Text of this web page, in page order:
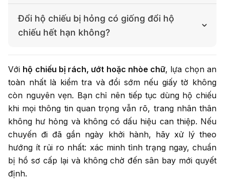
Trường hợp này nên hỏi cơ quan có thẩm quyền hoặc
đổi hộ chiếu.
Không nên tự dán, ép hoặc sửa chữa hộ chiếu. Việc
can thiệp vào giấy tờ có thể làm hộ chiếu bị nghi ngờ
không còn nguyên vẹn, thậm chí khiến tình trạng
Đổi hộ chiếu bị hỏng có giống đổi hộ
chiếu hết hạn không?
do cấp lại và cách đánh giá hồ sơ có thể khác. Nếu
bạn muốn xem thêm nhóm trường hợp hộ chiếu cũ
không còn phù hợp, có thể đọc bàiđổi hộ chiếu hết
hạn
để so sánh cách chuẩn bị.
Với hộ chiếu bị rách, ướt hoặc nhòe chữ, lựa chọn an
toàn nhất là kiểm tra và đổi sớm nếu giấy tờ không
còn nguyên vẹn. Bạn chỉ nên tiếp tục dùng hộ chiếu
khi mọi thông tin quan trọng vẫn rõ, trang nhân thân
không hư hỏng và không có dấu hiệu can thiệp. Nếu
chuyến đi đã gần ngày khởi hành, hãy xử lý theo
hướng ít rủi ro nhất: xác minh tình trạng ngay, chuẩn
bị hồ sơ cấp lại và không chờ đến sân bay mới quyết
định.